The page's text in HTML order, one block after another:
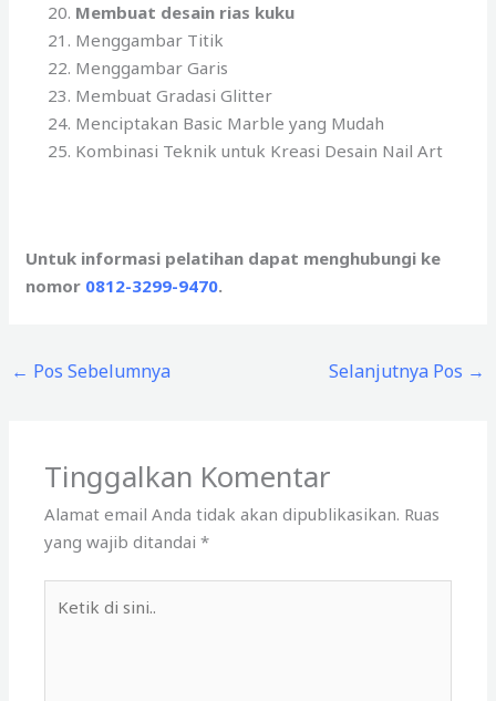
Membuat desain rias kuku
Menggambar Titik
Menggambar Garis
Membuat Gradasi Glitter
Menciptakan Basic Marble yang Mudah
Kombinasi Teknik untuk Kreasi Desain Nail Art
Untuk informasi pelatihan dapat menghubungi ke
nomor 0812-3299-9470.
← Pos Sebelumnya Selanjutnya Pos →
Tinggalkan Komentar
Alamat email Anda tidak akan dipublikasikan. Ruas
yang wajib ditandai*